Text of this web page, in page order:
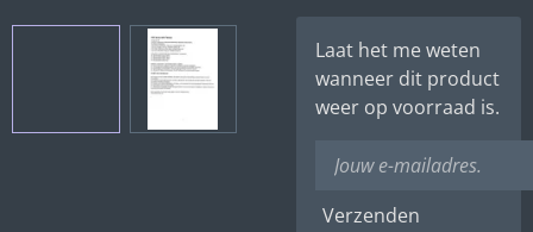
Laat het me weten
wanneer dit product
weer op voorraad is.
Verzenden